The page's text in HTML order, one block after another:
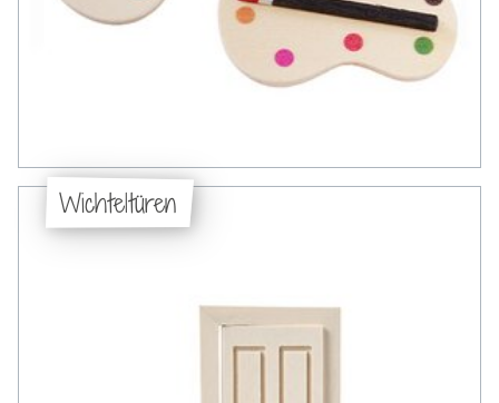
Wichteltüren